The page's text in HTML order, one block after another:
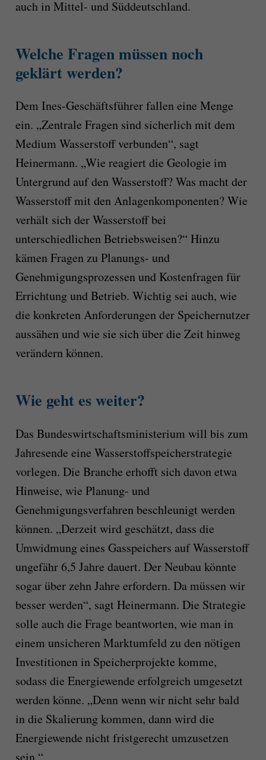
auch in Mittel- und Süddeutschland.
Welche Fragen müssen noch
geklärt werden?
Dem Ines-Geschäftsführer fallen eine Menge
ein. „Zentrale Fragen sind sicherlich mit dem
Medium Wasserstoff verbunden“, sagt
Heinermann. „Wie reagiert die Geologie im
Untergrund auf den Wasserstoff? Was macht der
Wasserstoff mit den Anlagenkomponenten? Wie
verhält sich der Wasserstoff bei
unterschiedlichen Betriebsweisen?“ Hinzu
kämen Fragen zu Planungs- und
Genehmigungsprozessen und Kostenfragen für
Errichtung und Betrieb. Wichtig sei auch, wie
die konkreten Anforderungen der Speichernutzer
aussähen und wie sie sich über die Zeit hinweg
verändern können.
Wie geht es weiter?
Das Bundeswirtschaftsministerium will bis zum
Jahresende eine Wasserstoffspeicherstrategie
vorlegen. Die Branche erhofft sich davon etwa
Hinweise, wie Planung- und
Genehmigungsverfahren beschleunigt werden
können. „Derzeit wird geschätzt, dass die
Umwidmung eines Gasspeichers auf Wasserstoff
ungefähr 6,5 Jahre dauert. Der Neubau könnte
sogar über zehn Jahre erfordern. Da müssen wir
besser werden“, sagt Heinermann. Die Strategie
solle auch die Frage beantworten, wie man in
einem unsicheren Marktumfeld zu den nötigen
Investitionen in Speicherprojekte komme,
sodass die Energiewende erfolgreich umgesetzt
werden könne. „Denn wenn wir nicht sehr bald
in die Skalierung kommen, dann wird die
Energiewende nicht fristgerecht umzusetzen
sein.“